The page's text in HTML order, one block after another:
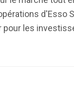
d'Esso
les